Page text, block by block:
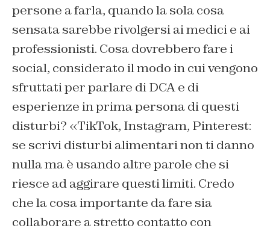
persone a farla, quando la sola cosa
sensata sarebbe rivolgersi ai medici e ai
professionisti. Cosa dovrebbero fare i
social, considerato il modo in cui vengono
sfruttati per parlare di DCA e di
esperienze in prima persona di questi
disturbi? «TikTok, Instagram, Pinterest:
se scrivi disturbi alimentari non ti danno
nulla ma è usando altre parole che si
riesce ad aggirare questi limiti. Credo
che la cosa importante da fare sia
collaborare a stretto contatto con